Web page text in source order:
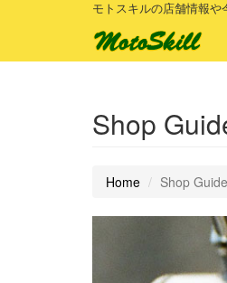
モトスキルの店舗情報や
Shop
Home Shop Guide